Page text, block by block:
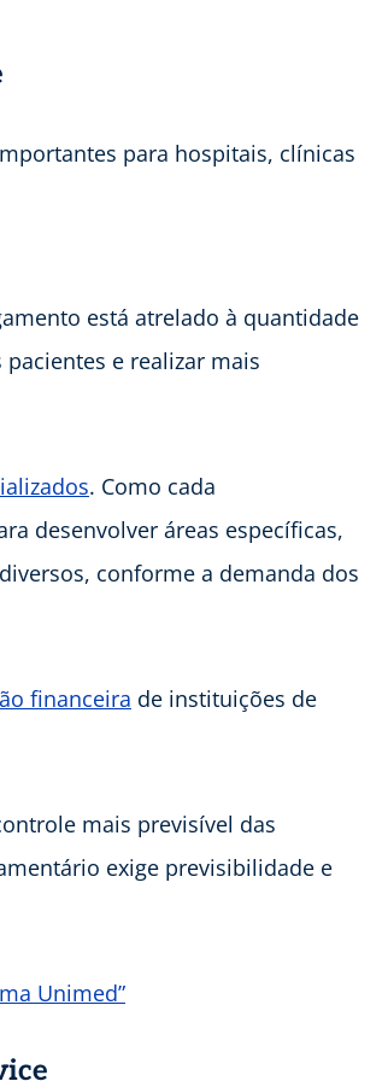
para hospitais, clínicas
está atrelado à quantidade
e realizar mais
. Como cada
desenvolver áreas específicas,
conforme a demanda dos
financeira de instituições de
mais previsível das
exige previsibilidade e
Unimed”